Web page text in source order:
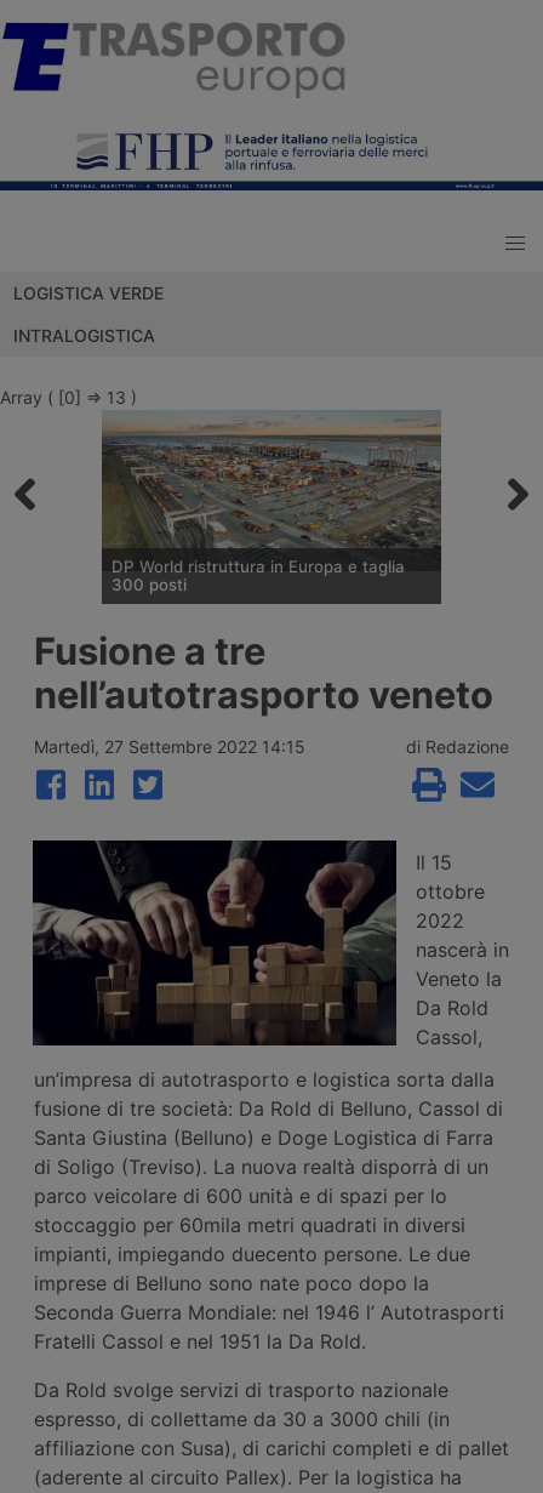
LOGISTICA VERDE
INTRALOGISTICA
Array ( [0] => 13 )
DP World ristruttura in Europa e taglia
300 posti
attività europee dopo l’uscita di tre dirigenti
senior, mentre Londra e Anversa registrano
volumi record e il gruppo prosegue gli
investimenti tra Svizzera, Golfo, Siria e
Fusione a tre
nell’autotrasporto veneto
Martedì, 27 Settembre 2022 14:15 di Redazione
Il 15
ottobre
2022
nascerà in
Veneto la
Da Rold
Cassol,
un’impresa di autotrasporto e logistica sorta dalla
fusione di tre società: Da Rold di Belluno, Cassol di
Santa Giustina (Belluno) e Doge Logistica di Farra
di Soligo (Treviso). La nuova realtà disporrà di un
parco veicolare di 600 unità e di spazi per lo
stoccaggio per 60mila metri quadrati in diversi
impianti, impiegando duecento persone. Le due
imprese di Belluno sono nate poco dopo la
Seconda Guerra Mondiale: nel 1946 l’ Autotrasporti
Fratelli Cassol e nel 1951 la Da Rold.
Da Rold svolge servizi di trasporto nazionale
espresso, di collettame da 30 a 3000 chili (in
affiliazione con Susa), di carichi completi e di pallet
(aderente al circuito Pallex). Per la logistica ha